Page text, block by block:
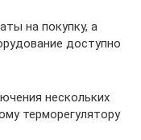
на покупку, а
доступно
нескольких
терморегулятору